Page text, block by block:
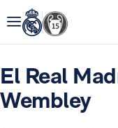
El Real
Wembley